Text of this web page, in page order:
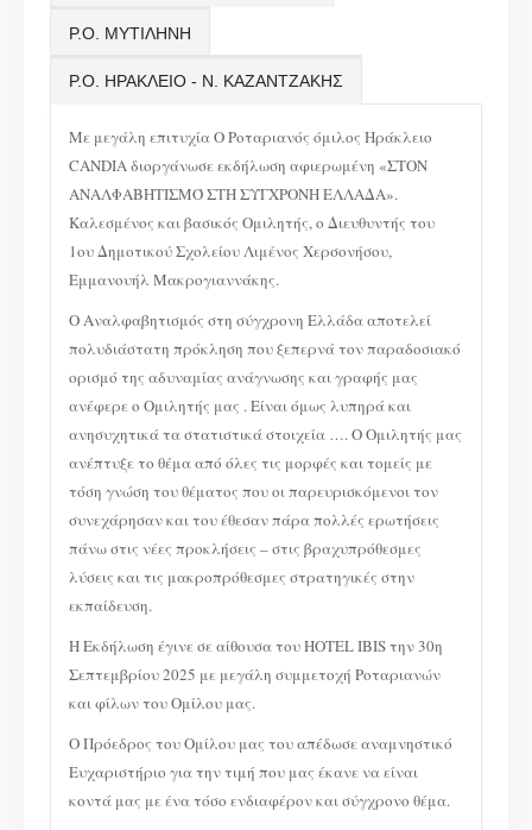
Ρ.Ο. ΜΥΤΙΛΗΝΗ
Ρ.Ο. ΗΡΑΚΛΕΙΟ - Ν. ΚΑΖΑΝΤΖΑΚΗΣ
Με μεγάλη επιτυχία Ο Ροταριανός όμιλος Ηράκλειο
CANDIA διοργάνωσε εκδήλωση αφιερωμένη «ΣΤΟΝ
ΑΝΑΛΦΑΒΗΤΙΣΜΌ ΣΤΗ ΣΥΓΧΡΟΝΗ ΕΛΛΑΔΑ».
Καλεσμένος και βασικός Ομιλητής, ο Διευθυντής του
1ου Δημοτικού Σχολείου Λιμένος Χερσονήσου,
Εμμανουήλ Μακρογιαννάκης.
Ο Αναλφαβητισμός στη σύγχρονη Ελλάδα αποτελεί
πολυδιάστατη πρόκληση που ξεπερνά τον παραδοσιακό
ορισμό της αδυναμίας ανάγνωσης και γραφής μας
ανέφερε ο Ομιλητής μας . Είναι όμως λυπηρά και
ανησυχητικά τα στατιστικά στοιχεία …. Ο Ομιλητής μας
ανέπτυξε το θέμα από όλες τις μορφές και τομείς με
τόση γνώση του θέματος που οι παρευρισκόμενοι τον
συνεχάρησαν και του έθεσαν πάρα πολλές ερωτήσεις
πάνω στις νέες προκλήσεις – στις βραχυπρόθεσμες
λύσεις και τις μακροπρόθεσμες στρατηγικές στην
εκπαίδευση.
Η Εκδήλωση έγινε σε αίθουσα του HOTEL IBIS την 30η
Σεπτεμβρίου 2025 με μεγάλη συμμετοχή Ροταριανών
και φίλων του Ομίλου μας.
Ο Πρόεδρος του Ομίλου μας του απέδωσε αναμνηστικό
Ευχαριστήριο για την τιμή που μας έκανε να είναι
κοντά μας με ένα τόσο ενδιαφέρον και σύγχρονο θέμα.